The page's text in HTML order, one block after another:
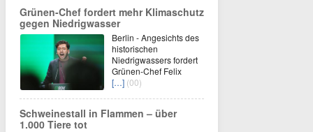
Grünen-Chef fordert mehr Klimaschutz
gegen Niedrigwasser
Berlin - Angesichts des
historischen
Niedrigwassers fordert
Grünen-Chef Felix
[…] (00)
Schweinestall in Flammen – über
1.000 Tiere tot